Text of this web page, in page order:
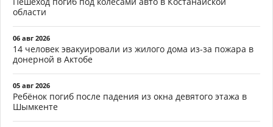
области
06 авг 2026
14 человек эвакуировали из жилого дома из-за пожара в
донерной в Актобе
05 авг 2026
Ребёнок погиб после падения из окна девятого этажа в
Шымкенте